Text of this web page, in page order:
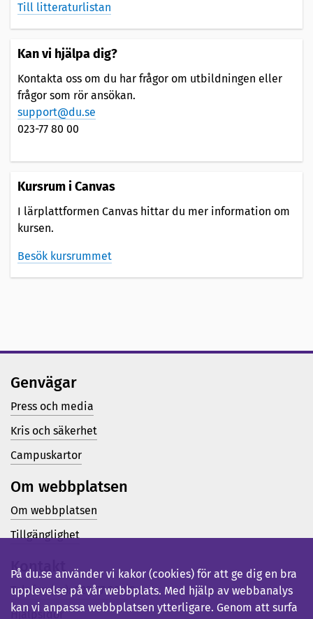
Till litteraturlistan
Kan vi hjälpa dig?
Kontakta oss om du har frågor om utbildningen eller
frågor som rör ansökan.
support@du.se
023-77 80 00
Kursrum i Canvas
I lärplattformen Canvas hittar du mer information om
kursen.
Besök kursrummet
Genvägar
Press och media
Kris och säkerhet
Campuskartor
Om webbplatsen
Om webbplatsen
Tillgänglighet
Kontakt
Telefon (vx): 023-77 80 00
Hjälpsidor
På du.se använder vi kakor (cookies) för att ge dig en bra
upplevelse på vår webbplats. Med hjälp av webbanalys
kan vi anpassa webbplatsen ytterligare. Genom att surfa